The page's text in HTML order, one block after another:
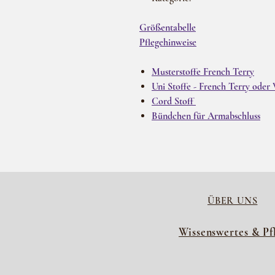
Größentabelle
Pflegehinweise
Musterstoffe French Terry
Uni Stoffe - French Terry oder
Cord Stoff
Bündchen für Armabschluss
ÜBER UNS
Wissenswertes &